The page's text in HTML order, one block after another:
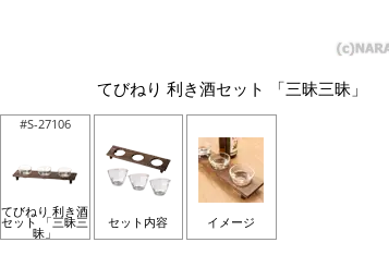
てびねり 利き酒セット 「三昧三昧」
#S-27106
てびねり 利き酒
セット 「三昧三
昧」
セット内容 イメージ